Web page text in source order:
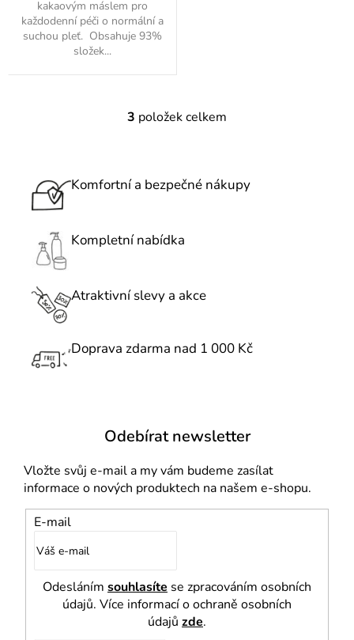
kakaovým máslem pro
každodenní péči o normální a
suchou pleť. Obsahuje 93%
složek...
O
á
c
r
y
i
s
u
3 položek celkem
Komfortní a bezpečné nákupy
Kompletní nabídka
Atraktivní slevy a akce
Doprava zdarma nad 1 000 Kč
Odebírat newsletter
Vložte svůj e-mail a my vám budeme zasílat
informace o nových produktech na našem e-shopu.
E-mail
Odesláním souhlasíte se zpracováním osobních
údajů. Více informací o ochraně osobních
údajů zde.